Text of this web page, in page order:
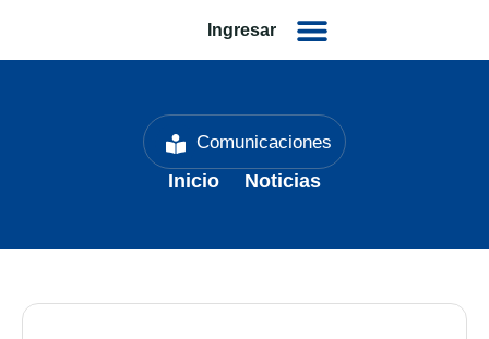
Ingresar
Comunicaciones
Inicio Noticias